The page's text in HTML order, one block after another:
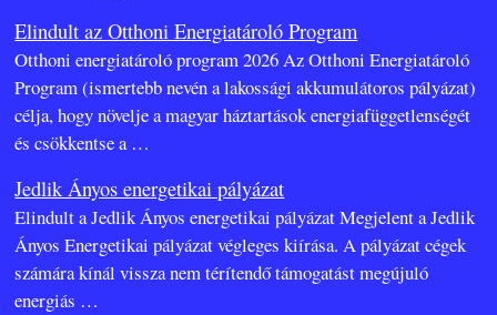
Elindult az Otthoni Energiatároló Program
Otthoni energiatároló program 2026 Az Otthoni Energiatároló
Program (ismertebb nevén a lakossági akkumulátoros pályázat)
célja, hogy növelje a magyar háztartások energiafüggetlenségét
és csökkentse a …
Jedlik Ányos energetikai pályázat
Elindult a Jedlik Ányos energetikai pályázat Megjelent a Jedlik
Ányos Energetikai pályázat végleges kiírása. A pályázat cégek
számára kínál vissza nem térítendő támogatást megújuló
energiás …